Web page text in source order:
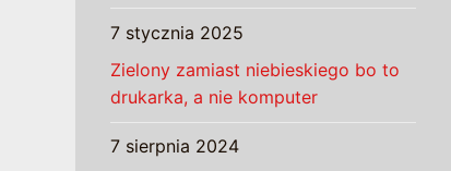
7 stycznia 2025
Zielony zamiast niebieskiego bo to
drukarka, a nie komputer
7 sierpnia 2024